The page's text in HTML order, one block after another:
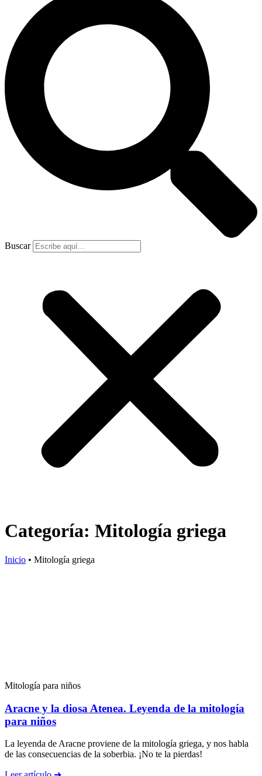
Buscar
Categoría: Mitología griega
Inicio • Mitología griega
Mitología para niños
Aracne y la diosa Atenea. Leyenda de la mitología
para niños
La leyenda de Aracne proviene de la mitología griega, y nos habla
de las consecuencias de la soberbia. ¡No te la pierdas!